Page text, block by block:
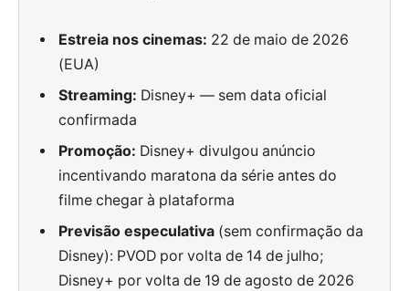
Estreia nos cinemas: 22 de maio de 2026
(EUA)
Streaming: Disney+ — sem data oficial
confirmada
Promoção: Disney+ divulgou anúncio
incentivando maratona da série antes do
filme chegar à plataforma
Previsão especulativa (sem confirmação da
Disney): PVOD por volta de 14 de julho;
Disney+ por volta de 19 de agosto de 2026